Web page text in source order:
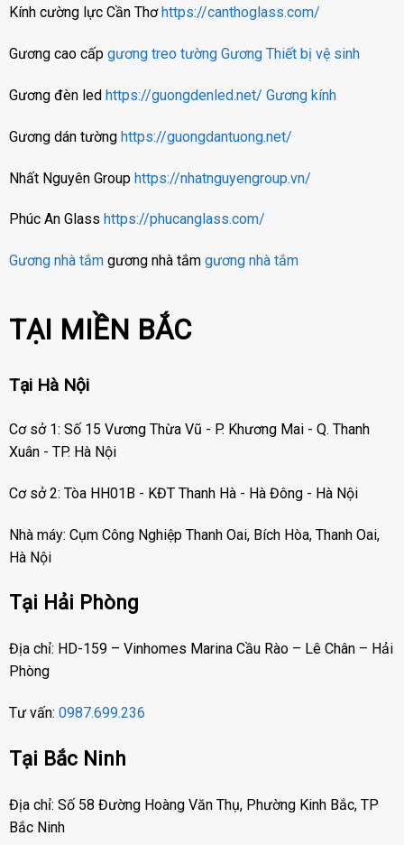
Kính cường lực Cần Thơ https://canthoglass.com/
Gương cao cấp gương treo tường Gương Thiết bị vệ sinh
Gương đèn led https://guongdenled.net/ Gương kính
Gương dán tường https://guongdantuong.net/
Nhất Nguyên Group https://nhatnguyengroup.vn/
Phúc An Glass https://phucanglass.com/
Gương nhà tắmgương nhà tắm gương nhà tắm
TẠI MIỀN BẮC
Tại Hà Nội
Cơ sở 1: Số 15 Vương Thừa Vũ - P. Khương Mai - Q. Thanh
Xuân - TP. Hà Nội
Cơ sở 2: Tòa HH01B - KĐT Thanh Hà - Hà Đông - Hà Nội
Nhà máy: Cụm Công Nghiệp Thanh Oai, Bích Hòa, Thanh Oai,
Hà Nội
Tại Hải Phòng
Địa chỉ: HD-159 – Vinhomes Marina Cầu Rào – Lê Chân – Hải
Phòng
Tư vấn: 0987.699.236
Tại Bắc Ninh
Địa chỉ: Số 58 Đường Hoàng Văn Thụ, Phường Kinh Bắc, TP
Bắc Ninh